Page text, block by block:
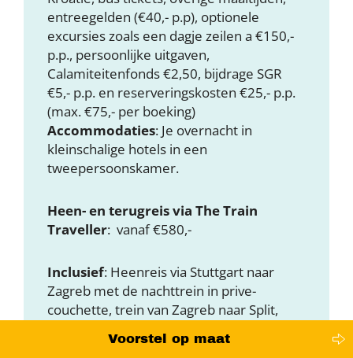
entreegelden (€40,- p.p), optionele
excursies zoals een dagje zeilen a €150,-
p.p., persoonlijke uitgaven,
Calamiteitenfonds €2,50, bijdrage SGR
€5,- p.p. en reserveringskosten €25,- p.p.
(max. €75,- per boeking)
Accommodaties: Je overnacht in
kleinschalige hotels in een
tweepersoonskamer.
Heen- en terugreis via The Train
Traveller: vanaf €580,-
Inclusief: Heenreis via Stuttgart naar
Zagreb met de nachttrein in prive-
couchette, trein van Zagreb naar Split,
verder met de dagtrein.
Voorstel op maat